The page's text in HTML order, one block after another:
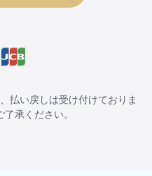
払い戻しは受け付けておりま
承ください。